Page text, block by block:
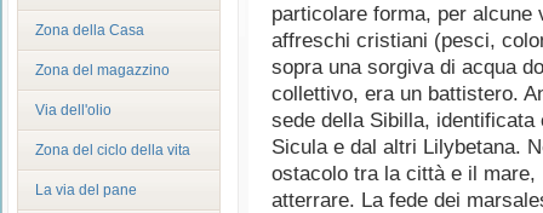
Zona della Casa
Zona del magazzino
Via dell'olio
Zona del ciclo della vita
La via del pane
particolare forma, per
affreschi cristiani (pesci,
sopra una sorgiva di acqua
collettivo, era un battistero.
sede della Sibilla,
Sicula e dal altri Lilybetana.
ostacolo tra la città e il
atterrare. La fede dei